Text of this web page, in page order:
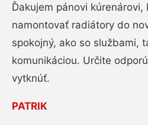
Ďakujem pánovi kúrenárovi,
namontovať radiátory do
spokojný, ako so službami,
komunikáciou. Určite
vytknúť.
PATRIK